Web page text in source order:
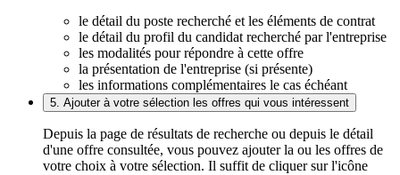
le détail du poste recherché et les éléments de contrat
le détail du profil du candidat recherché par l'entreprise
les modalités pour répondre à cette offre
la présentation de l'entreprise (si présente)
les informations complémentaires le cas échéant
5. Ajouter à votre sélection les offres qui vous intéressent
Depuis la page de résultats de recherche ou depuis le détail
d'une offre consultée, vous pouvez ajouter la ou les offres de
votre choix à votre sélection. Il suffit de cliquer sur l'icône